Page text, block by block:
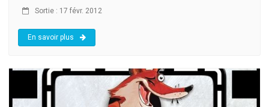
Sortie : 17 févr. 2012
En savoir plus